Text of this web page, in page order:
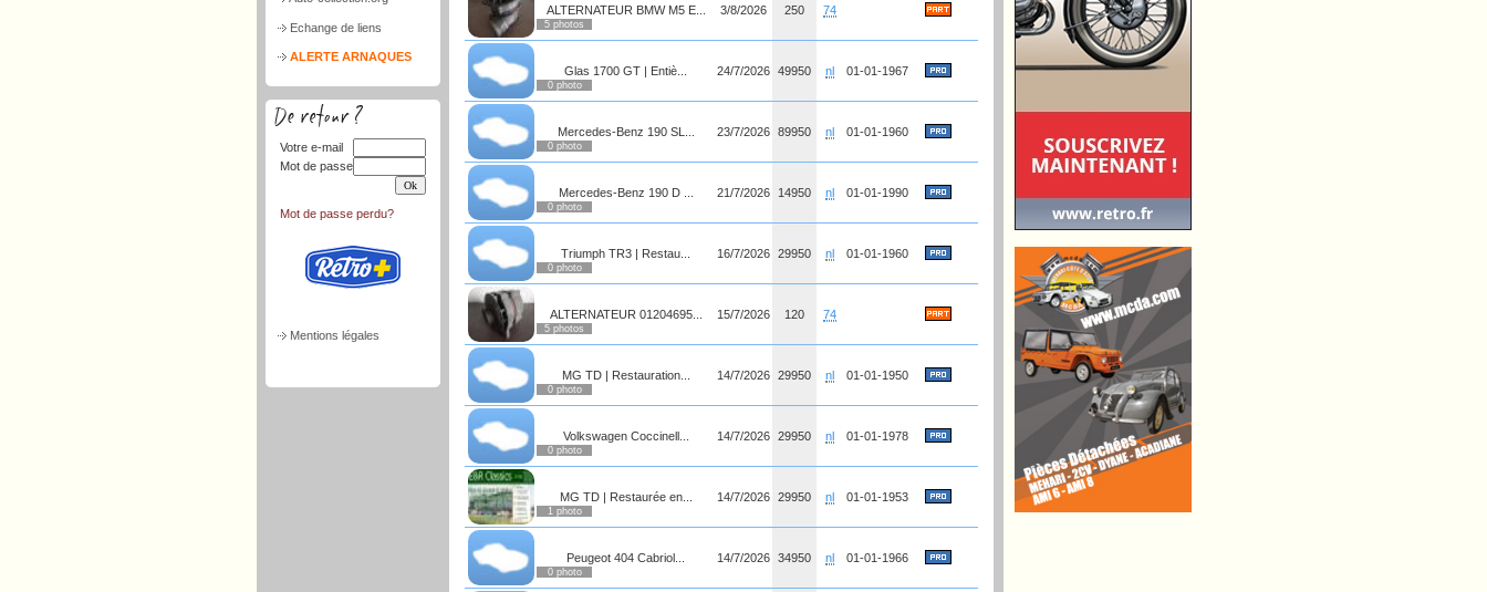
Echange de liens
ALERTE ARNAQUES
Votre e-mail
Mot de passe
Mot de passe perdu?
Mentions légales
ALTERNATEUR BMW M5 E...
5 photos
3/8/2026 250 74
Glas 1700 GT | Entiè...
0 photo
24/7/2026 49950 nl 01-01-1967
Mercedes-Benz 190 SL...
0 photo
23/7/2026 89950 nl 01-01-1960
Mercedes-Benz 190 D ...
0 photo
21/7/2026 14950 nl 01-01-1990
Triumph TR3 | Restau...
0 photo
16/7/2026 29950 nl 01-01-1960
ALTERNATEUR 01204695...
5 photos
15/7/2026 120 74
MG TD | Restauration...
0 photo
14/7/2026 29950 nl 01-01-1950
Volkswagen Coccinell...
0 photo
14/7/2026 29950 nl 01-01-1978
MG TD | Restaurée en...
1 photo
14/7/2026 29950 nl 01-01-1953
Peugeot 404 Cabriol...
0 photo
14/7/2026 34950 nl 01-01-1966